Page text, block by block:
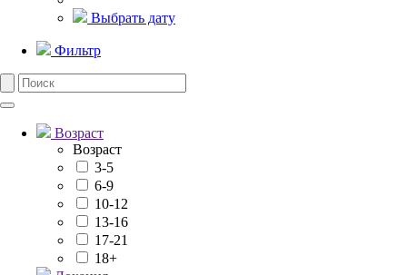
Выбрать дату
Фильтр
Возраст
Возраст
3-5
6-9
10-12
13-16
17-21
18+